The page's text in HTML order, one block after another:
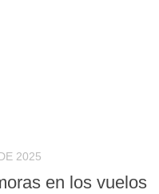
2025
en los vuelos